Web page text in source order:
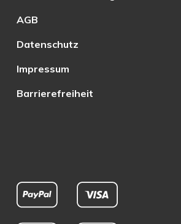
AGB
Datenschutz
Impressum
Barrierefreiheit